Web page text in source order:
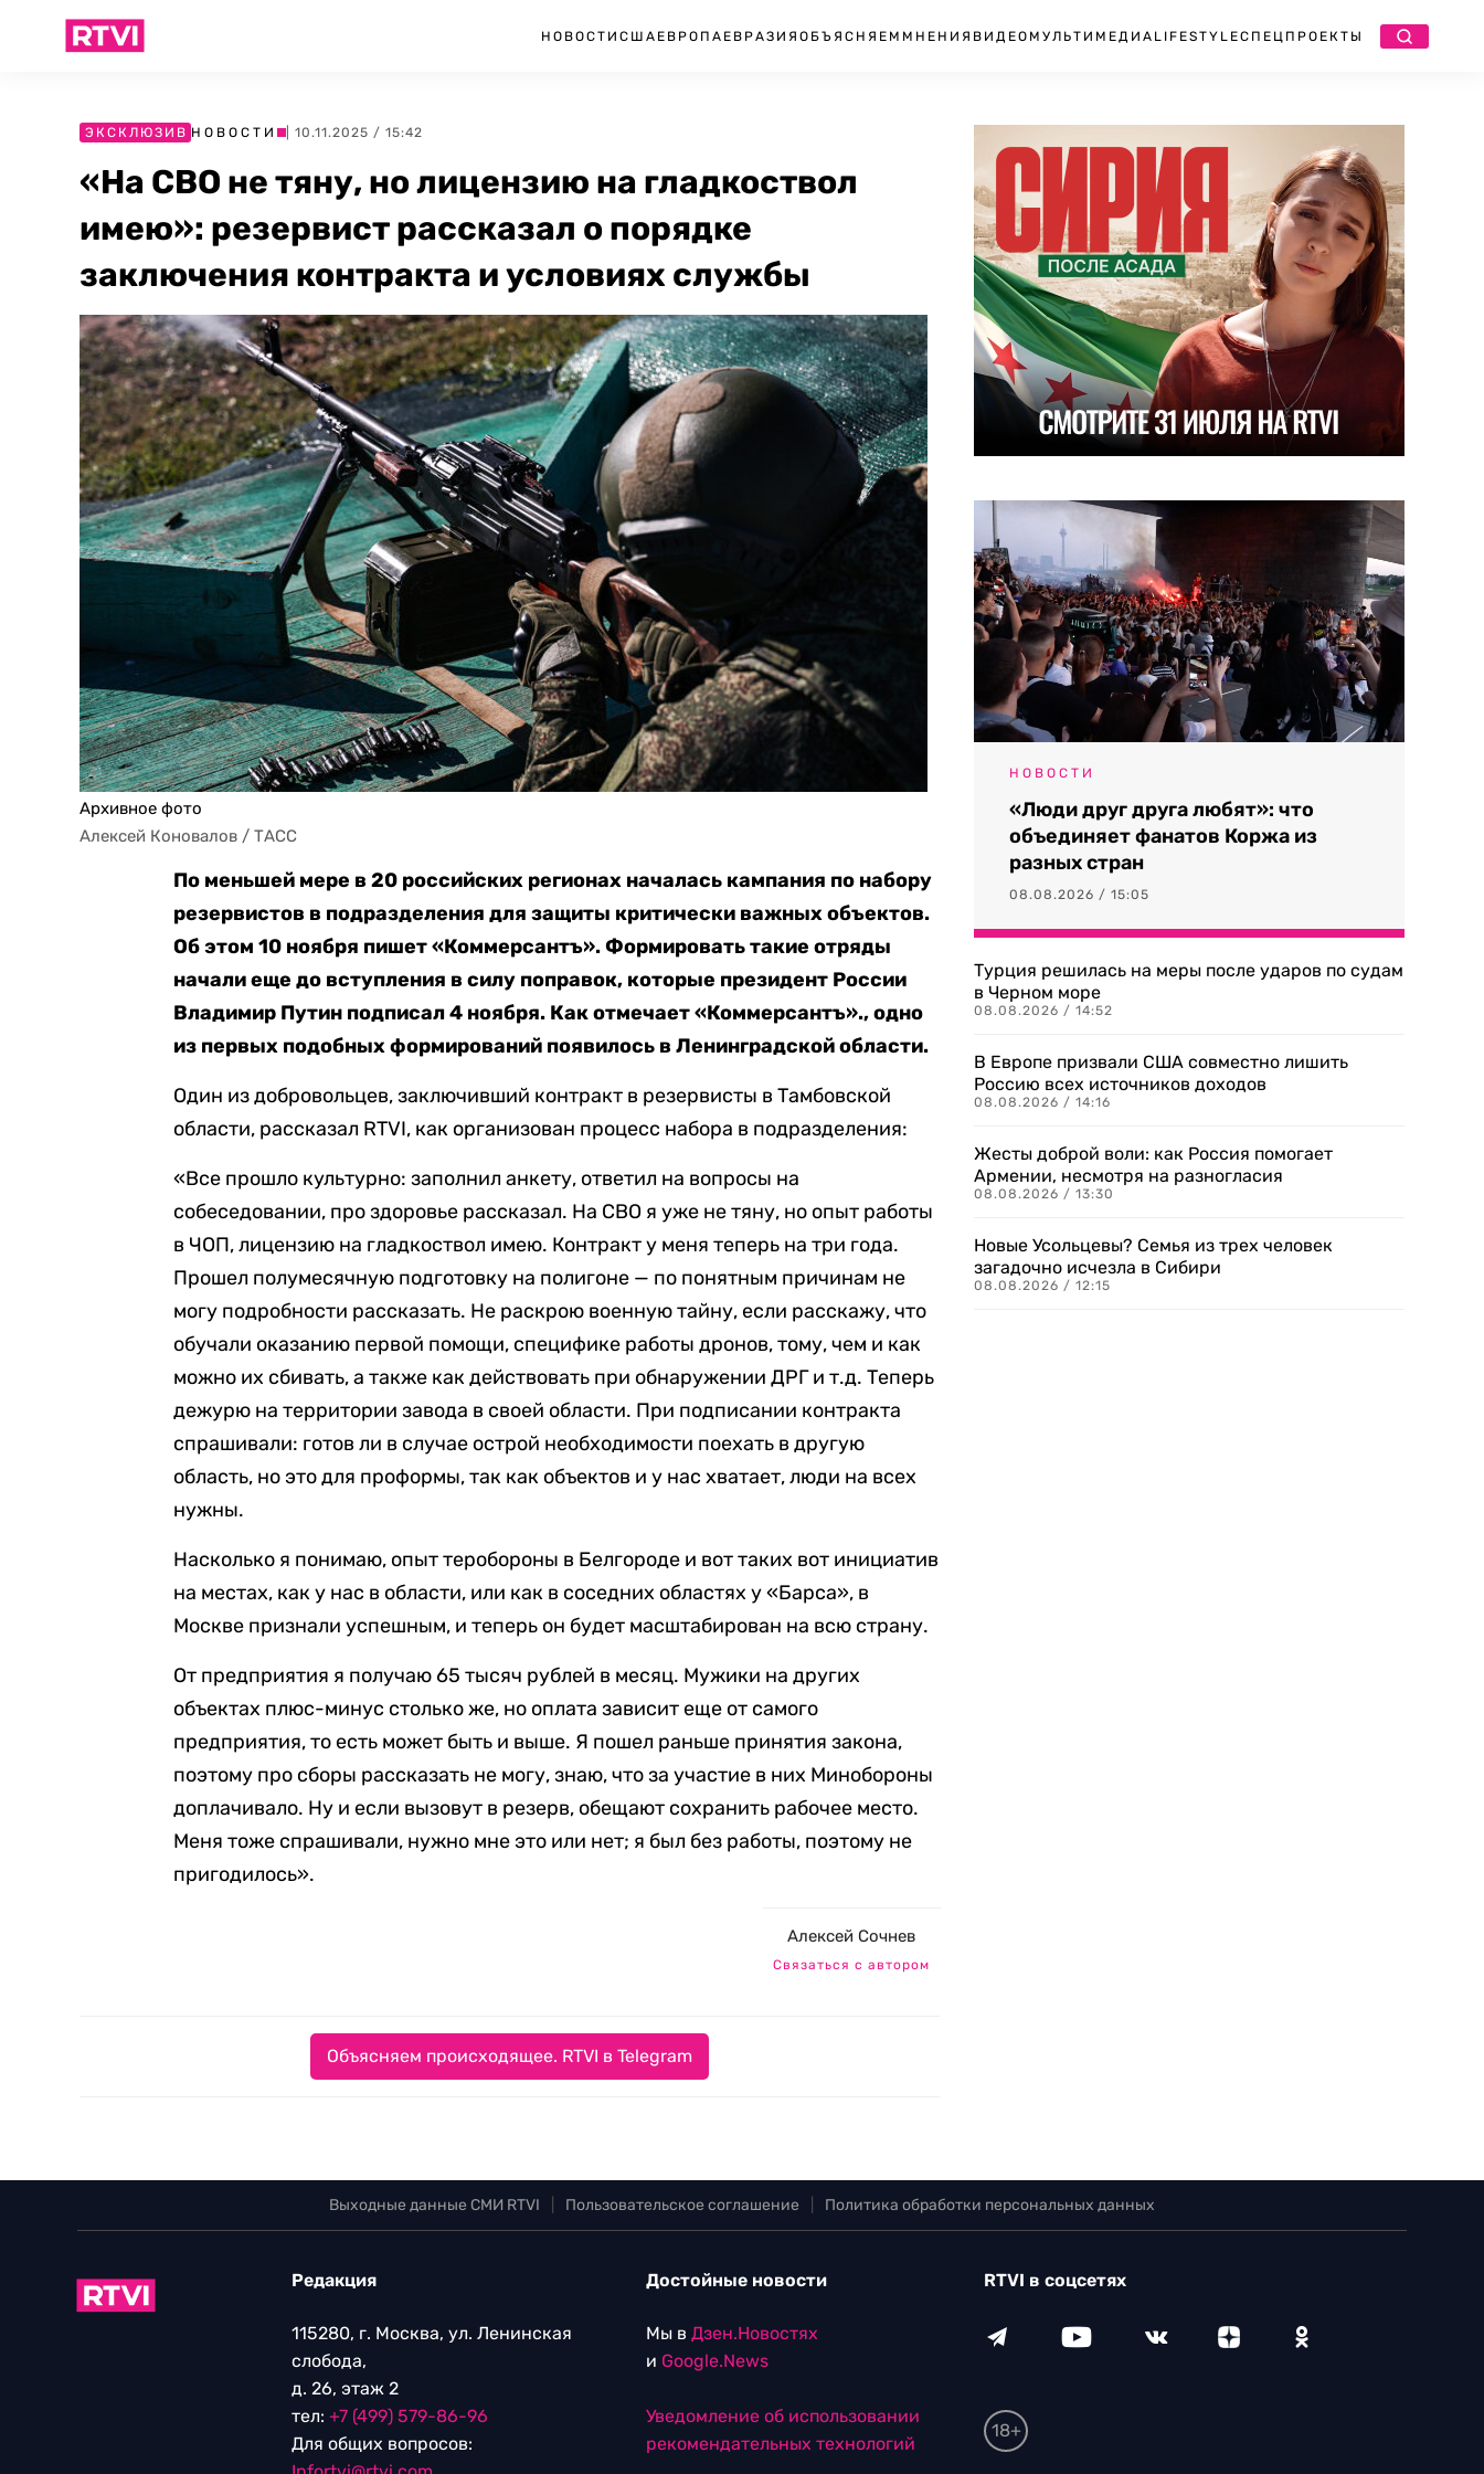
НОВОСТИ США ЕВРОПА ЕВРАЗИЯ ОБЪЯСНЯЕМ МНЕНИЯ ВИДЕО МУЛЬТИМЕДИА LIFESTYLEСПЕЦПРОЕКТЫ
ЭКСКЛЮЗИВ НОВОСТИ | 10.11.2025 / 15:42
«На СВО не тяну, но лицензию на гладкоствол
имею»: резервист рассказал о порядке
заключения контракта и условиях службы
Архивное фото
Алексей Коновалов / ТАСС
По меньшей мере в 20 российских регионах началась кампания по набору
резервистов в подразделения для защиты критически важных объектов.
Об этом 10 ноября пишет «Коммерсантъ». Формировать такие отряды
начали еще до вступления в силу поправок, которые президент России
Владимир Путин подписал 4 ноября. Как отмечает «Коммерсантъ»., одно
из первых подобных формирований появилось в Ленинградской области.
Один из добровольцев, заключивший контракт в резервисты в Тамбовской
области, рассказал RTVI, как организован процесс набора в подразделения:
«Все прошло культурно: заполнил анкету, ответил на вопросы на
собеседовании, про здоровье рассказал. На СВО я уже не тяну, но опыт работы
в ЧОП, лицензию на гладкоствол имею. Контракт у меня теперь на три года.
Прошел полумесячную подготовку на полигоне — по понятным причинам не
могу подробности рассказать. Не раскрою военную тайну, если расскажу, что
обучали оказанию первой помощи, специфике работы дронов, тому, чем и как
можно их сбивать, а также как действовать при обнаружении ДРГ и т.д. Теперь
дежурю на территории завода в своей области. При подписании контракта
спрашивали: готов ли в случае острой необходимости поехать в другую
область, но это для проформы, так как объектов и у нас хватает, люди на всех
нужны.
Насколько я понимаю, опыт теробороны в Белгороде и вот таких вот инициатив
на местах, как у нас в области, или как в соседних областях у «Барса», в
Москве признали успешным, и теперь он будет масштабирован на всю страну.
От предприятия я получаю 65 тысяч рублей в месяц. Мужики на других
объектах плюс-минус столько же, но оплата зависит еще от самого
предприятия, то есть может быть и выше. Я пошел раньше принятия закона,
поэтому про сборы рассказать не могу, знаю, что за участие в них Минобороны
доплачивало. Ну и если вызовут в резерв, обещают сохранить рабочее место.
Меня тоже спрашивали, нужно мне это или нет; я был без работы, поэтому не
пригодилось».
Алексей Сочнев
Связаться с автором
Объясняем происходящее. RTVI в Telegram
НОВОСТИ
«Люди друг друга любят»: что
объединяет фанатов Коржа из
разных стран
08.08.2026 / 15:05
Турция решилась на меры после ударов по судам
в Черном море
08.08.2026 / 14:52
В Европе призвали США совместно лишить
Россию всех источников доходов
08.08.2026 / 14:16
Жесты доброй воли: как Россия помогает
Армении, несмотря на разногласия
08.08.2026 / 13:30
Новые Усольцевы? Семья из трех человек
загадочно исчезла в Сибири
08.08.2026 / 12:15
Выходные данные СМИ RTVI Пользовательское соглашение Политика обработки персональных данных
Редакция
115280, г. Москва, ул. Ленинская
слобода,
д. 26, этаж 2
тел: +7 (499) 579-86-96
Для общих вопросов:
Достойные новости
Мы в Дзен.Новостях
и Google.News
Уведомление об использовании
рекомендательных технологий
RTVI в соцсетях
18+